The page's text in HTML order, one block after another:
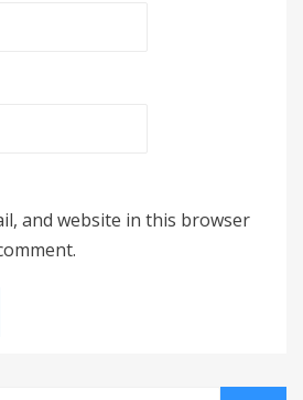
and website in this browser